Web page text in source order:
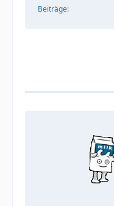
Beiträge